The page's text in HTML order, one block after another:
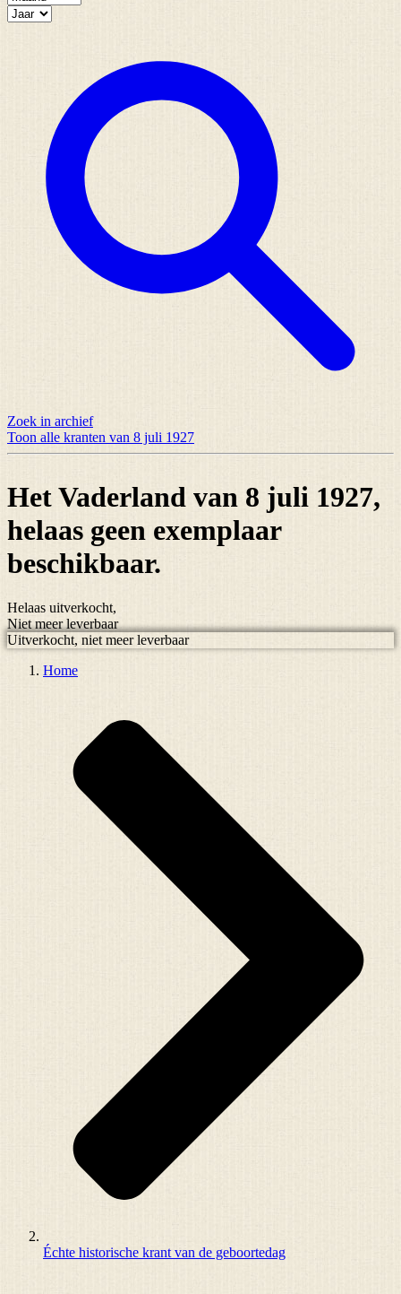
Zoek in archief
Toon alle kranten van 8 juli 1927
Het Vaderland van 8 juli 1927,
helaas geen exemplaar
beschikbaar.
Helaas uitverkocht,
Niet meer leverbaar
Uitverkocht, niet meer leverbaar
Home
Échte historische krant van de geboortedag